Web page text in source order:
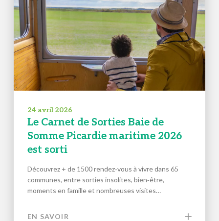
24 avril 2026
Le Carnet de Sorties Baie de
Somme Picardie maritime 2026
est sorti
Découvrez + de 1500 rendez‑vous à vivre dans 65
communes, entre sorties insolites, bien‑être,
moments en famille et nombreuses visites…
EN SAVOIR